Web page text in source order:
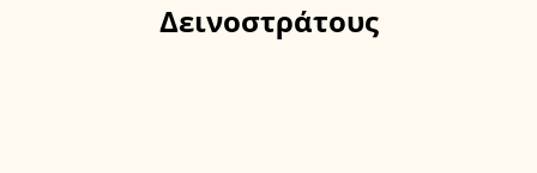
Δεινοστράτους